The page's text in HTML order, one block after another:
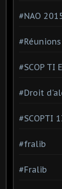
#NAO
#Réunions
#SCOP TI
#Droit
#SCOPTI
#fralib
#Fralib